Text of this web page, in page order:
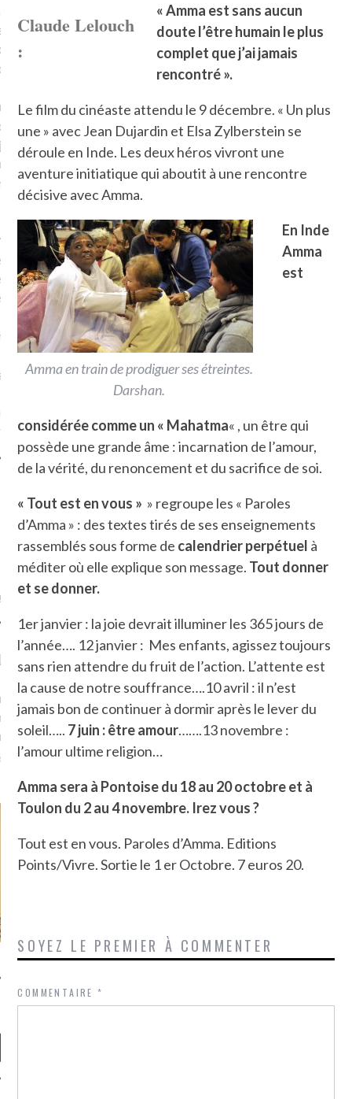
conquis mais en
Je ne suis pas une
je le garde pour ce
je sens, j’entends, je
goûte et ceux que je
! Marcheuse des villes,
des ruines et des
qui Marche: pousseuse
cochère ou pas. Mais
pas d’interdit. Vélo,
bateau…
incite à un autre regard
curiosité. C’est un
MOI SUR
TWITTER
@Isa_Monrozier
ARCACHON
je t'aime, my little bassin
comment ? "
je ne parle presque que
Claude Lelouch
:
« Amma est sans aucun
doute l’être humain le plus
complet que j’ai jamais
rencontré ».
Le film du cinéaste attendu le 9 décembre. « Un plus
une » avec Jean Dujardin et Elsa Zylberstein se
déroule en Inde. Les deux héros vivront une
aventure initiatique qui aboutit à une rencontre
décisive avec Amma.
Amma en train de prodiguer ses étreintes.
Darshan.
En Inde
Amma
est
considérée comme un « Mahatma« , un être qui
possède une grande âme : incarnation de l’amour,
de la vérité, du renoncement et du sacrifice de soi.
« Tout est en vous » » regroupe les « Paroles
d’Amma » : des textes tirés de ses enseignements
rassemblés sous forme de calendrier perpétuel à
méditer où elle explique son message. Tout donner
et se donner.
1er janvier : la joie devrait illuminer les 365 jours de
l’année…. 12 janvier : Mes enfants, agissez toujours
sans rien attendre du fruit de l’action. L’attente est
la cause de notre souffrance….10 avril : il n’est
jamais bon de continuer à dormir après le lever du
soleil….. 7 juin : être amour…….13 novembre :
l’amour ultime religion…
Amma sera à Pontoise du 18 au 20 octobre et à
Toulon du 2 au 4 novembre. Irez vous ?
Tout est en vous. Paroles d’Amma. Editions
Points/Vivre. Sortie le 1 er Octobre. 7 euros 20.
SOYEZ LE PREMIER À COMMENTER
COMMENTAIRE*